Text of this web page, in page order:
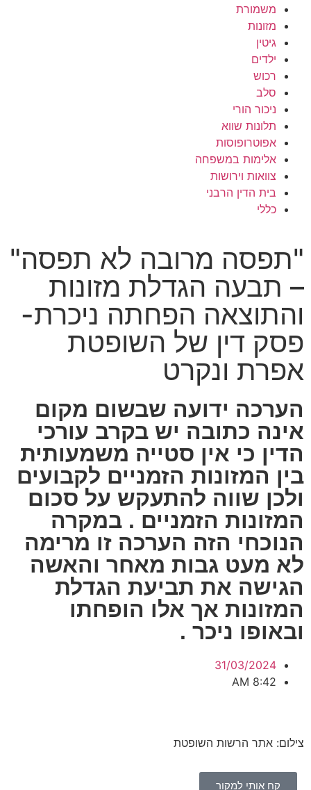
משמורת
מזונות
גיטין
ילדים
רכוש
סלב
ניכור הורי
תלונות שווא
אפוטרופוסות
אלימות במשפחה
צוואות וירושות
בית הדין הרבני
כללי
"תפסה מרובה לא תפסה"
– תבעה הגדלת מזונות
והתוצאה הפחתה ניכרת-
פסק דין של השופטת
אפרת ונקרט
הערכה ידועה שבשום מקום
אינה כתובה יש בקרב עורכי
הדין כי אין סטייה משמעותית
בין המזונות הזמניים לקבועים
ולכן שווה להתעקש על סכום
המזונות הזמניים . במקרה
הנוכחי הזה הערכה זו מרימה
לא מעט גבות מאחר והאשה
הגישה את תביעת הגדלת
המזונות אך אלו הופחתו
ובאופו ניכר .
31/03/2024
8:42 AM
צילום: אתר הרשות השופטת
קח אותי למקור